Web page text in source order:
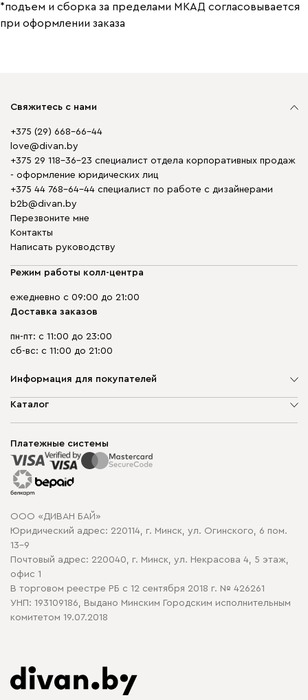
*подъем и сборка за пределами МКАД согласовывается
при оформлении заказа
Свяжитесь с нами
+375 (29) 668-66-44
love@divan.by
+375 29 118-36-23 специалист отдела корпоративных продаж
- оформление юридических лиц
+375 44 768-64-44 специалист по работе с дизайнерами
b2b@divan.by
Перезвоните мне
Контакты
Написать руководству
Режим работы колл-центра
ежедневно с 09:00 до 21:00
Доставка заказов
пн-пт: с 11:00 до 23:00
сб-вс: с 11:00 до 21:00
Информация для покупателей
О компании
Способы оплаты
Рассрочка и кредит
Гарантия
Карта сайта
Политика конфиденциальности
Политика в отношении обработки cookie
Каталог
Корпусная мебель
Распродажа мебели
Платежные системы
ООО «ДИВАН БАЙ»
Юридический адрес: 220114, г. Минск, ул. Огинского, 6 пом.
13-9
Почтовый адрес: 220040, г. Минск, ул. Некрасова 4, 5 этаж,
офис 1
В торговом реестре РБ с 12 сентября 2018 г. № 426261
УНП: 193109186, Выдано Минским Городским исполнительным
комитетом 19.07.2018